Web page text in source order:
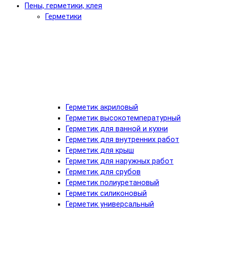
Пены, герметики, клея
Герметики
Герметик акриловый
Герметик высокотемпературный
Герметик для ванной и кухни
Герметик для внутренних работ
Герметик для крыш
Герметик для наружных работ
Герметик для срубов
Герметик полиуретановый
Герметик силиконовый
Герметик универсальный